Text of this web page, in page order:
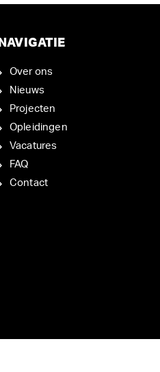
NAVIGATIE
Over ons
Nieuws
Projecten
Opleidingen
Vacatures
FAQ
Contact